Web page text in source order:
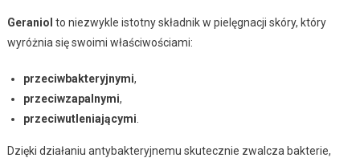
Geraniol to niezwykle istotny składnik w pielęgnacji skóry, który
wyróżnia się swoimi właściwościami:
przeciwbakteryjnymi,
przeciwzapalnymi,
przeciwutleniającymi
Dzięki działaniu antybakteryjnemu skutecznie zwalcza bakterie,